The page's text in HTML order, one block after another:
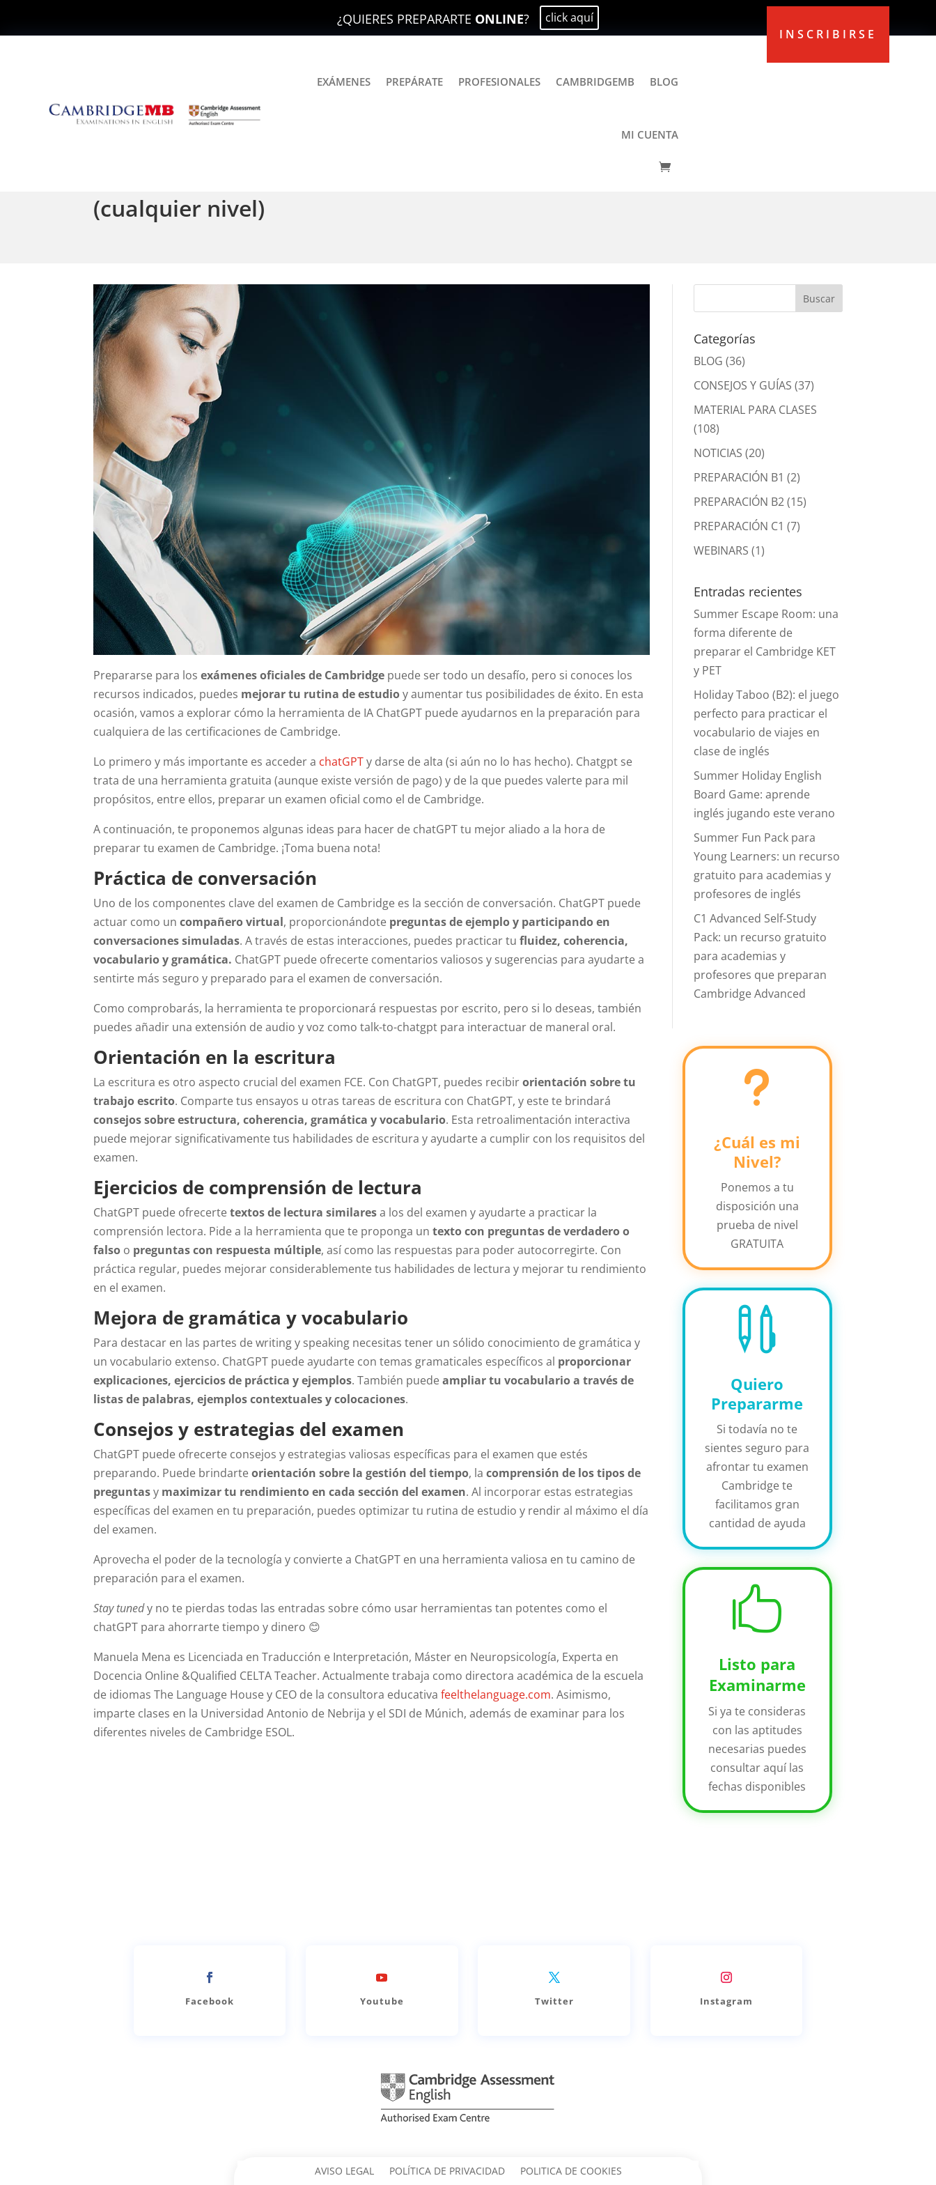
¿QUIERES PREPARARTE ONLINE? click aquí
EXÁMENES PREPÁRATE PROFESIONALES CAMBRIDGEMB BLOG
MI CUENTA
INSCRIBIRSE
Cómo utilizar ChatGPT para preparar tu examen de Cambridge
(cualquier nivel)
Prepararse para losexámenes oficiales de Cambridge puede ser todo un desafío, pero si conoces los
recursos indicados, puedes mejorar tu rutina de estudioy aumentar tus posibilidades de éxito. En esta
ocasión, vamos a explorar cómo la herramienta de IA ChatGPT puede ayudarnos en la preparación para
cualquiera de las certificaciones de Cambridge.
Lo primero y más importante es acceder a chatGPTy darse de alta (si aún no lo has hecho). Chatgpt se
trata de una herramienta gratuita (aunque existe versión de pago) y de la que puedes valerte para mil
propósitos, entre ellos, preparar un examen oficial como el de Cambridge.
A continuación, te proponemos algunas ideas para hacer de chatGPT tu mejor aliado a la hora de
preparar tu examen de Cambridge. ¡Toma buena nota!
Práctica de conversación
Uno de los componentes clave del examen de Cambridge es la sección de conversación. ChatGPT puede
actuar como uncompañero virtual, proporcionándote preguntas de ejemplo y participando en
conversaciones simuladas. A través de estas interacciones, puedes practicar tufluidez, coherencia,
vocabulario y gramática. ChatGPT puede ofrecerte comentarios valiosos y sugerencias para ayudarte a
sentirte más seguro y preparado para el examen de conversación.
Como comprobarás, la herramienta te proporcionará respuestas por escrito, pero si lo deseas, también
puedes añadir una extensión de audio y voz como talk-to-chatgpt para interactuar de maneral oral.
Orientación en la escritura
La escritura es otro aspecto crucial del examen FCE. Con ChatGPT, puedes recibirorientación sobre tu
trabajo escrito. Comparte tus ensayos u otras tareas de escritura con ChatGPT, y este te brindará
consejos sobre estructura, coherencia, gramática y vocabulario. Esta retroalimentación interactiva
puede mejorar significativamente tus habilidades de escritura y ayudarte a cumplir con los requisitos del
examen.
Ejercicios de comprensión de lectura
ChatGPT puede ofrecertetextos de lectura similaresa los del examen y ayudarte a practicar la
comprensión lectora. Pide a la herramienta que te proponga untexto con preguntas de verdadero o
falso o preguntas con respuesta múltiple, así como las respuestas para poder autocorregirte. Con
práctica regular, puedes mejorar considerablemente tus habilidades de lectura y mejorar tu rendimiento
en el examen.
Mejora de gramática y vocabulario
Para destacar en las partes de writing y speaking necesitas tener un sólido conocimiento de gramática y
un vocabulario extenso. ChatGPT puede ayudarte con temas gramaticales específicos al proporcionar
explicaciones, ejercicios de práctica y ejemplos. También puedeampliar tu vocabulario a través de
listas de palabras, ejemplos contextuales y colocaciones.
Consejos y estrategias del examen
ChatGPT puede ofrecerte consejos y estrategias valiosas específicas para el examen que estés
preparando. Puede brindarteorientación sobre la gestión del tiempo, lacomprensión de los tipos de
preguntasy maximizar tu rendimiento en cada sección del examen. Al incorporar estas estrategias
específicas del examen en tu preparación, puedes optimizar tu rutina de estudio y rendir al máximo el día
del examen.
Aprovecha el poder de la tecnología y convierte a ChatGPT en una herramienta valiosa en tu camino de
preparación para el examen.
Stay tunedy no te pierdas todas las entradas sobre cómo usar herramientas tan potentes como el
chatGPT para ahorrarte tiempo y dinero 😊
Manuela Mena es Licenciada en Traducción e Interpretación, Máster en Neuropsicología, Experta en
Docencia Online &Qualified CELTA Teacher. Actualmente trabaja como directora académica de la escuela
de idiomas The Language House y CEO de la consultora educativafeelthelanguage.com. Asimismo,
imparte clases en la Universidad Antonio de Nebrija y el SDI de Múnich, además de examinar para los
diferentes niveles de Cambridge ESOL.
Categorías
BLOG (36)
CONSEJOS Y GUÍAS (37)
MATERIAL PARA CLASES
(108)
NOTICIAS (20)
PREPARACIÓN B1 (2)
PREPARACIÓN B2(15)
PREPARACIÓN C1 (7)
WEBINARS (1)
Entradas recientes
Summer Escape Room: una
forma diferente de
preparar el Cambridge KET
y PET
Holiday Taboo (B2): el juego
perfecto para practicar el
vocabulario de viajes en
clase de inglés
Summer Holiday English
Board Game: aprende
inglés jugando este verano
Summer Fun Pack para
Young Learners: un recurso
gratuito para academias y
profesores de inglés
C1 Advanced Self-Study
Pack: un recurso gratuito
para academias y
profesores que preparan
Cambridge Advanced
u
¿Cuál es mi
Nivel?
Ponemos a tu
disposición una
prueba de nivel
GRATUITA

Quiero
Prepararme
Si todavía no te
sientes seguro para
afrontar tu examen
Cambridge te
facilitamos gran
cantidad de ayuda

Listo para
Examinarme
Si ya te consideras
con las aptitudes
necesarias puedes
consultar aquí las
fechas disponibles
Facebook Youtube Twitter Instagram
AVISO LEGAL POLÍTICA DE PRIVACIDAD
POLITICA DE COOKIES